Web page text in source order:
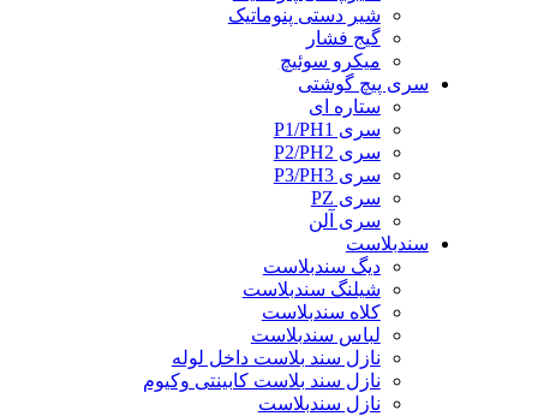
شیر دستی پنوماتیک
گیج فشار
میکرو سوئیچ
سری پیچ گوشتی
ستاره ای
سری P1/PH1
سری P2/PH2
سری P3/PH3
سری PZ
سری آلن
سندبلاست
دیگ سندبلاست
شیلنگ سندبلاست
کلاه سندبلاست
لباس سندبلاست
نازل سند بلاست داخل لوله
نازل سند بلاست کابینتی وکیوم
نازل سندبلاست